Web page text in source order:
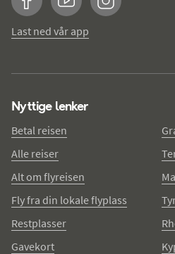
FacebookYouTubeInstagram
Last ned vår app
Nyttige lenker
Betal reisen
Alle reiser
Alt om flyreisen
Fly fra din lokale flyplass
Restplasser
Gavekort